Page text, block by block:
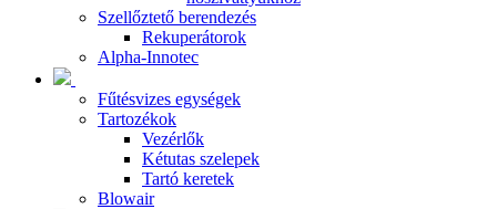
Szellőztető berendezés
Rekuperátorok
Alpha-Innotec
Fűtésvizes egységek
Tartozékok
Vezérlők
Kétutas szelepek
Tartó keretek
Blowair